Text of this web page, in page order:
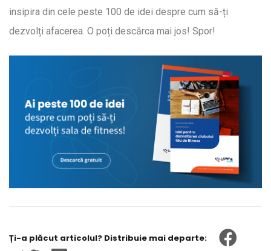
insipira din cele peste 100 de idei despre cum să-ți
dezvolți afacerea. O poți descărca mai jos! Spor!
Ți-a plăcut articolul? Distribuie mai departe: